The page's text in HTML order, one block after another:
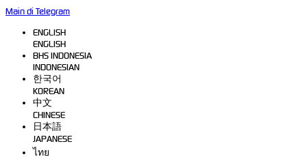
Main di Telegram
ENGLISH
ENGLISH
BHS INDONESIA
INDONESIAN
한국어
KOREAN
中文
CHINESE
日本語
JAPANESE
ไทย